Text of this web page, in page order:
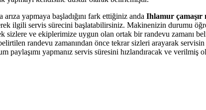
yapmaya başladığını fark ettiğiniz anda Ihlamur çamaşır
ilgili servis sürecini başlatabilirsiniz. Makinenizin durumu
sizlere ve ekiplerimize uygun olan ortak bir randevu
randevu zamanından önce tekrar sizleri arayarak
paylaşımı yapmanız servis süresini hızlandıracak ve verilmiş